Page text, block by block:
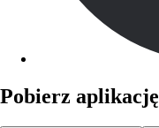
Pobierz aplikację